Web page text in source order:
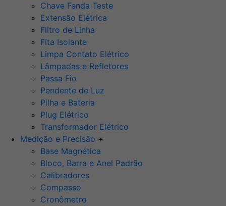
Chave Fenda Teste
Extensão Elétrica
Filtro de Linha
Fita Isolante
Limpa Contato Elétrico
Lâmpadas e Refletores
Passa Fio
Pendente de Luz
Pilha e Bateria
Plug Elétrico
Transformador Elétrico
Medição e Precisão +
Base Magnética
Bloco, Barra e Anel Padrão
Calibradores
Compasso
Cronômetro